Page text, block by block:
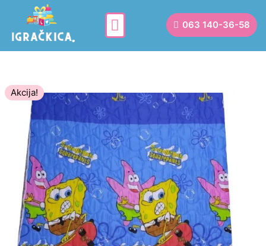
063 140-36-58
Akcija!